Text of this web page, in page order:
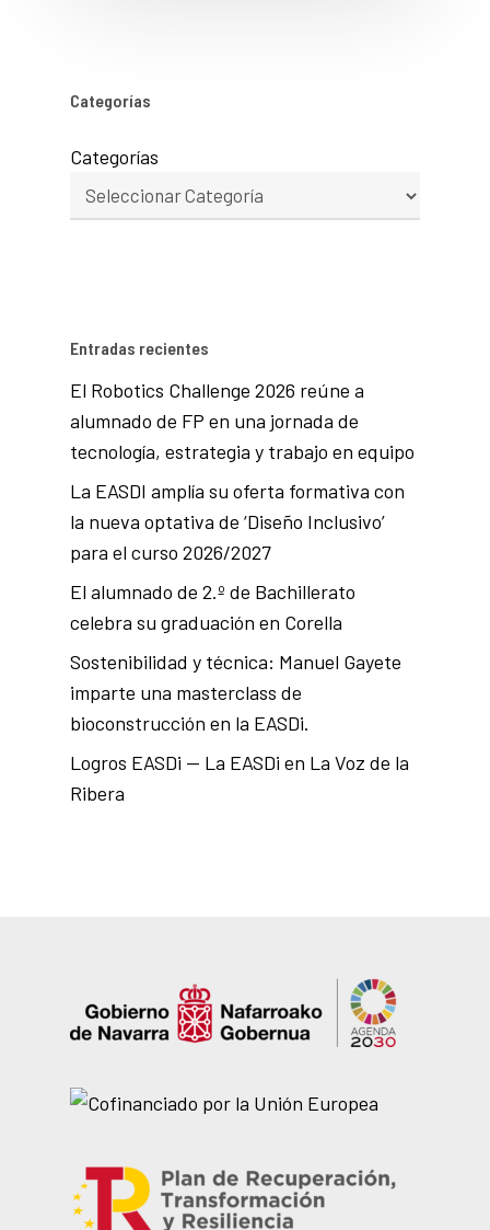
Categorías
Categorías
Entradas recientes
El Robotics Challenge 2026 reúne a
alumnado de FP en una jornada de
tecnología, estrategia y trabajo en equipo
La EASDI amplía su oferta formativa con
la nueva optativa de ‘Diseño Inclusivo’
para el curso 2026/2027
El alumnado de 2.º de Bachillerato
celebra su graduación en Corella
Sostenibilidad y técnica: Manuel Gayete
imparte una masterclass de
bioconstrucción en la EASDi.
Logros EASDi — La EASDi en La Voz de la
Ribera